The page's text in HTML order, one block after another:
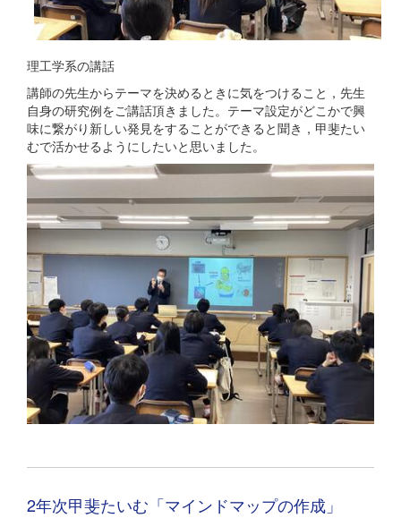
理工学系の講話
講師の先生からテーマを決めるときに気をつけること，先生
自身の研究例をご講話頂きました。テーマ設定がどこかで興
味に繋がり新しい発見をすることができると聞き，甲斐たい
むで活かせるようにしたいと思いました。
2年次甲斐たいむ「マインドマップの作成」